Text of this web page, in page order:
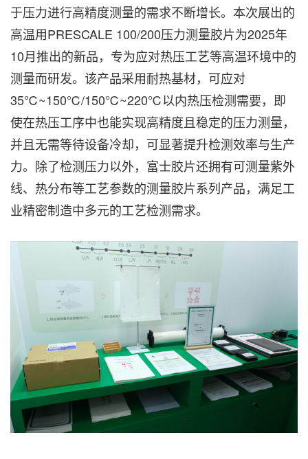
于压力进行高精度测量的需求不断增长。本次展出的
高温用PRESCALE 100/200压力测量胶片为2025年
10月推出的新品，专为应对热压工艺等高温环境中的
测量而研发。该产品采用耐热基材，可应对
35℃~150℃/150℃~220℃以内热压检测需要，即
使在热压工序中也能实现高精度且稳定的压力测量，
并且无需等待设备冷却，可显著提升检测效率与生产
力。除了检测压力以外，富士胶片还拥有可测量紫外
线、热分布等工艺参数的测量胶片系列产品，满足工
业精密制造中多元的工艺检测需求。